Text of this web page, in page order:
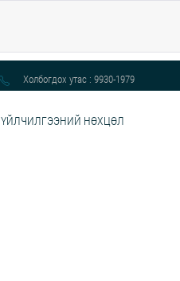
Холбогдох утас : 9930-1979
ҮЙЛЧИЛГЭЭНИЙ НӨХЦӨЛ